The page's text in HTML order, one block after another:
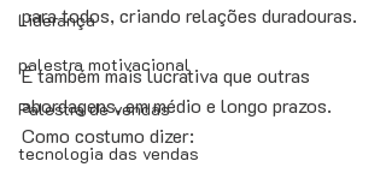
Liderança
palestra motivacional
Palestra de vendas
tecnologia das vendas
para todos, criando relações duradouras.
É também mais lucrativa que outras
abordagens, em médio e longo prazos.
Como costumo dizer: